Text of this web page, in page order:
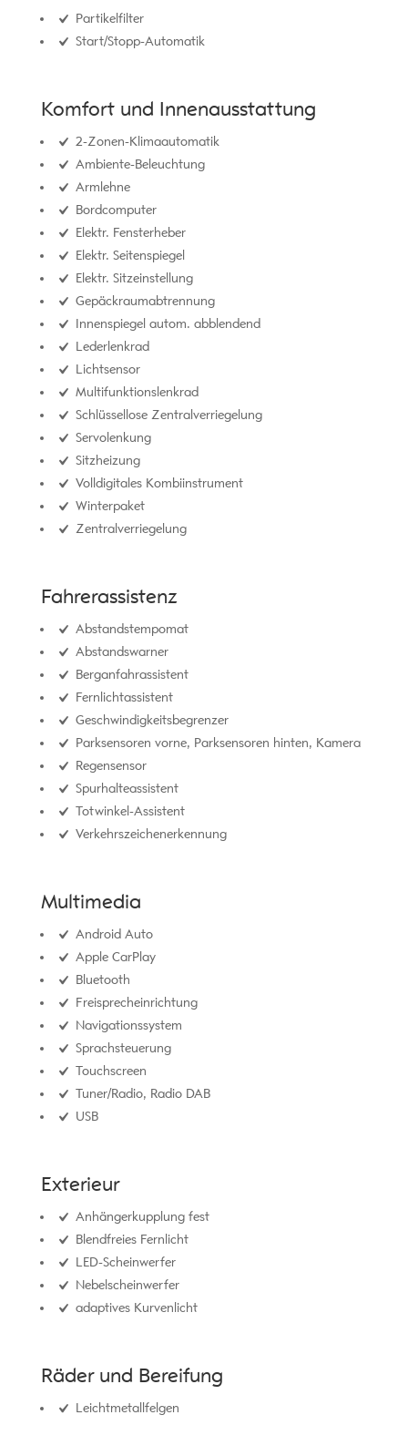
Partikelfilter
Start/Stopp-Automatik
Komfort und Innenausstattung
2-Zonen-Klimaautomatik
Ambiente-Beleuchtung
Armlehne
Bordcomputer
Elektr. Fensterheber
Elektr. Seitenspiegel
Elektr. Sitzeinstellung
Gepäckraumabtrennung
Innenspiegel autom. abblendend
Lederlenkrad
Lichtsensor
Multifunktionslenkrad
Schlüssellose Zentralverriegelung
Servolenkung
Sitzheizung
Volldigitales Kombiinstrument
Winterpaket
Zentralverriegelung
Fahrerassistenz
Abstandstempomat
Abstandswarner
Berganfahrassistent
Fernlichtassistent
Geschwindigkeitsbegrenzer
Parksensoren vorne, Parksensoren hinten, Kamera
Regensensor
Spurhalteassistent
Totwinkel-Assistent
Verkehrszeichenerkennung
Multimedia
Android Auto
Apple CarPlay
Bluetooth
Freisprecheinrichtung
Navigationssystem
Sprachsteuerung
Touchscreen
Tuner/Radio, Radio DAB
USB
Exterieur
Anhängerkupplung fest
Blendfreies Fernlicht
LED-Scheinwerfer
Nebelscheinwerfer
adaptives Kurvenlicht
Räder und Bereifung
Leichtmetallfelgen